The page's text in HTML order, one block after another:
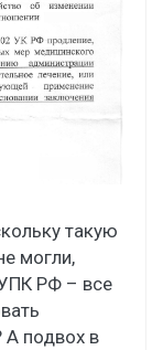
такую
могли,
РФ – все
А подвох в